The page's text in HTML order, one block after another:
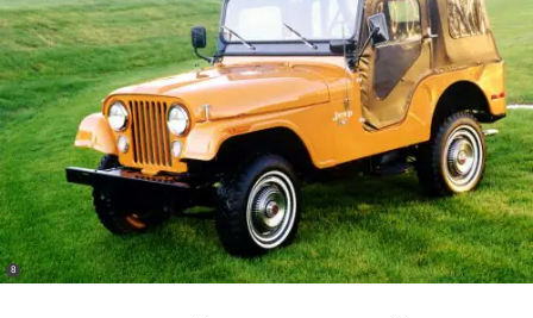
(
Disclosure
8)